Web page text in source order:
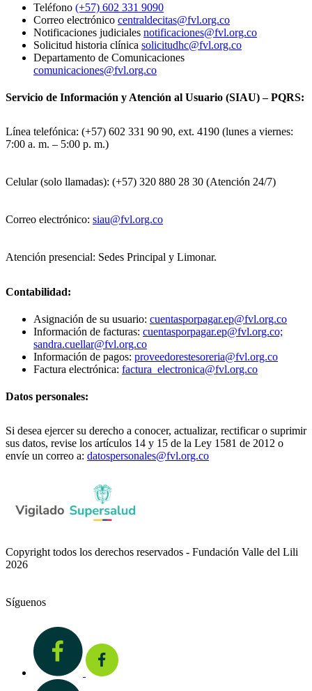
Teléfono (+57) 602 331 9090
Correo electrónico centraldecitas@fvl.org.co
Notificaciones judiciales notificaciones@fvl.org.co
Solicitud historia clínica solicitudhc@fvl.org.co
Departamento de Comunicaciones
comunicaciones@fvl.org.co
Servicio de Información y Atención al Usuario (SIAU) – PQRS:
Línea telefónica: (+57) 602 331 90 90, ext. 4190 (lunes a viernes:
7:00 a. m. – 5:00 p. m.)
Celular (solo llamadas): (+57) 320 880 28 30 (Atención 24/7)
Correo electrónico: siau@fvl.org.co
Atención presencial: Sedes Principal y Limonar.
Contabilidad:
Asignación de su usuario: cuentasporpagar.ep@fvl.org.co
Información de facturas: cuentasporpagar.ep@fvl.org.co;
sandra.cuellar@fvl.org.co
Información de pagos: proveedorestesoreria@fvl.org.co
Factura electrónica: factura_electronica@fvl.org.co
Datos personales:
Si desea ejercer su derecho a conocer, actualizar, rectificar o suprimir
sus datos, revise los artículos 14 y 15 de la Ley 1581 de 2012 o
envíe un correo a: datospersonales@fvl.org.co
Copyright todos los derechos reservados - Fundación Valle del Lili
2026
Síguenos